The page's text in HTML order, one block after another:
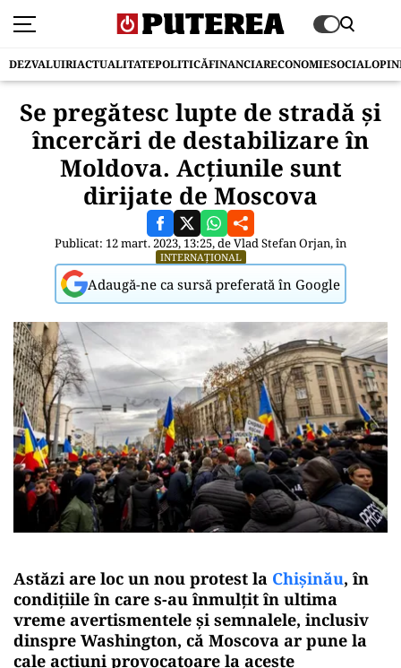
DEZVALUIRIACTUALITATEPOLITICĂFINANCIARECONOMIESOCIAL
Se pregătesc lupte de stradă și
încercări de destabilizare în
Moldova. Acțiunile sunt
dirijate de Moscova
Publicat: 12 mart. 2023, 13:25, deVlad Stefan Orjan, în
INTERNAȚIONAL
Adaugă-ne ca sursă preferată în Google
Astăzi are loc un nou protest la Chișinău, în
condiţiile în care s-au înmulţit în ultima
vreme avertismentele şi semnalele, inclusiv
dinspre Washington, că Moscova ar pune la
cale acţiuni provocatoare la aceste